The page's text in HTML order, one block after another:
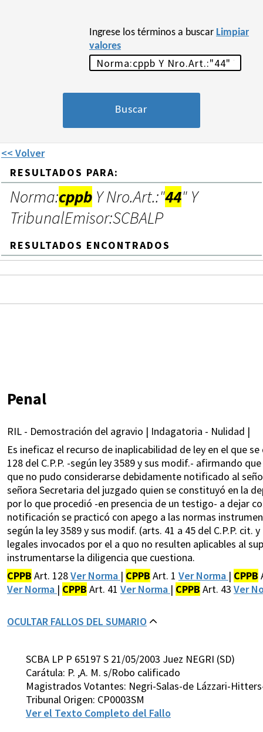
Ingrese los términos a buscar Limpiar
valores
<< Volver
RESULTADOS PARA:
Norma:cppb Y Nro.Art.:"44" Y
TribunalEmisor:SCBALP
RESULTADOS ENCONTRADOS
Penal
RIL - Demostración del agravio | Indagatoria - Nulidad |
Es ineficaz el recurso de inaplicabilidad de ley en el que
128 del C.P.P. -según ley 3589 y sus modif.- afirmando
que no pudo considerarse debidamente notificado al
señora Secretaria del juzgado quien se constituyó en la
por lo que procedió -en presencia de un testigo- a dejar
notificación se practicó con apego a las normas
según la ley 3589 y sus modif. (arts. 41 a 45 del C.P.P.
legales invocados por el a quo no resulten aplicables al
instrumentarse la diligencia que cuestiona.
CPPB Art. 128Ver Norma | CPPB Art. 1 Ver Norma | CPPB
Ver Norma | CPPB Art. 41 Ver Norma | CPPB Art. 43 Ver
OCULTAR FALLOS DEL SUMARIO
SCBA LP P 65197 S 21/05/2003 Juez NEGRI (SD)
Carátula: P. ,A. M. s/Robo calificado
Magistrados Votantes: Negri-Salas-de Lázzari-
Tribunal Origen: CP0003SM
Ver el Texto Completo del Fallo